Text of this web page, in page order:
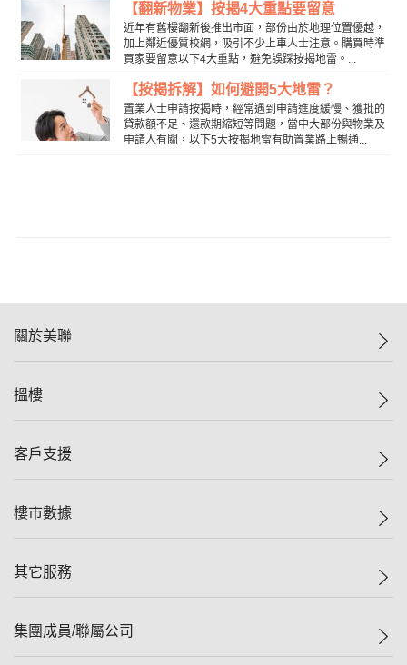
【翻新物業】按揭4大重點要留意
近年有舊樓翻新後推出市面，部份由於地理位置優越，
加上鄰近優質校網，吸引不少上車人士注意。購買時準
買家要留意以下4大重點，避免誤踩按揭地雷。...
【按揭拆解】如何避開5大地雷？
置業人士申請按揭時，經常遇到申請進度緩慢、獲批的
貸款額不足、還款期縮短等問題，當中大部份與物業及
申請人有關，以下5大按揭地雷有助置業路上暢通...
關於美聯
美聯集團
人才招募
搵樓
一手新盤
減價
美聯豪宅
獨家樓盤
租盤
客戶支援
自助放盤
查詢熱線
按揭計算機
負擔能力計算機
樓市數據
樓價指數
歷史成交
其它服務
屋苑專頁
集團成員/聯屬公司